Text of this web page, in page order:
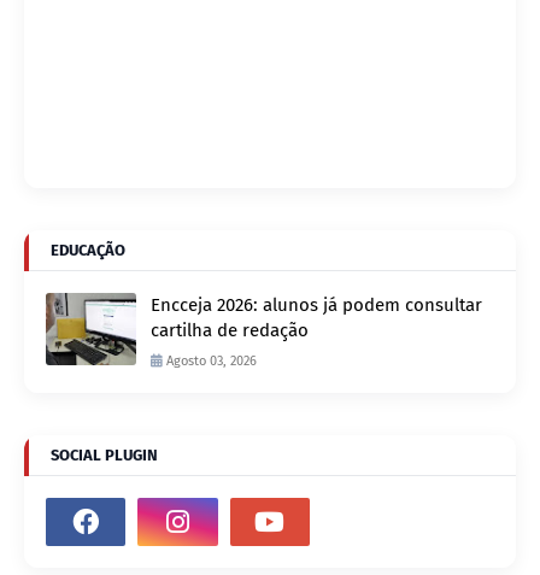
EDUCAÇÃO
Encceja 2026: alunos já podem consultar
cartilha de redação
Agosto 03, 2026
SOCIAL PLUGIN